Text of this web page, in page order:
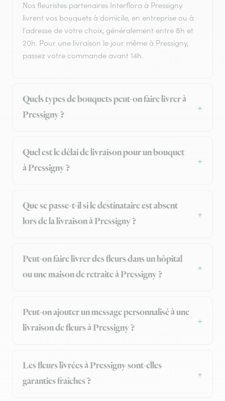
Nos fleuristes partenaires Interflora à Pressigny
livrent vos bouquets à domicile, en entreprise ou à
l'adresse de votre choix, généralement entre 8h et
20h. Pour une livraison le jour même à Pressigny,
passez votre commande avant 14h.
Quels types de bouquets peut-on faire livrer à
Pressigny ?
Quel est le délai de livraison pour un bouquet
à Pressigny ?
Que se passe-t-il si le destinataire est absent
lors de la livraison à Pressigny ?
Peut-on faire livrer des fleurs dans un hôpital
ou une maison de retraite à Pressigny ?
Peut-on ajouter un message personnalisé à une
livraison de fleurs à Pressigny ?
Les fleurs livrées à Pressigny sont-elles
garanties fraîches ?